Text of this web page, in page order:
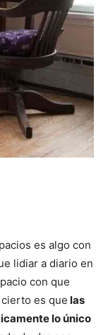
es algo con
lidiar a diario en
con que
es que las
lo único